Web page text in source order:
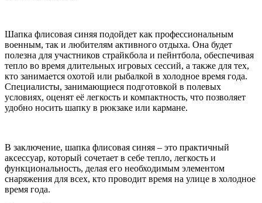
Шапка флисовая синяя подойдет как профессиональным
военным, так и любителям активного отдыха. Она будет
полезна для участников страйкбола и пейнтбола, обеспечивая
тепло во время длительных игровых сессий, а также для тех,
кто занимается охотой или рыбалкой в холодное время года.
Специалисты, занимающиеся подготовкой в полевых
условиях, оценят её легкость и компактность, что позволяет
удобно носить шапку в рюкзаке или кармане.
В заключение, шапка флисовая синяя – это практичный
аксессуар, который сочетает в себе тепло, легкость и
функциональность, делая его необходимым элементом
снаряжения для всех, кто проводит время на улице в холодное
время года.